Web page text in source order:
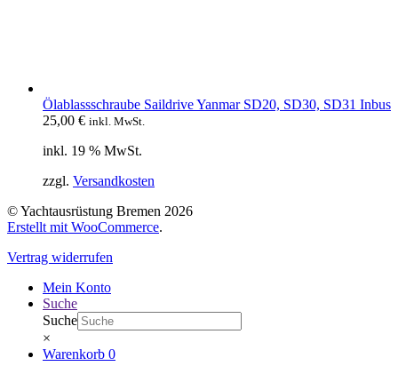
Ölablassschraube Saildrive Yanmar SD20, SD30, SD31 Inbus
25,00 € inkl. MwSt.
inkl. 19 % MwSt.
zzgl. Versandkosten
© Yachtausrüstung Bremen 2026
Erstellt mit WooCommerce.
Vertrag widerrufen
Mein Konto
Suche
Suche
×
Warenkorb 0